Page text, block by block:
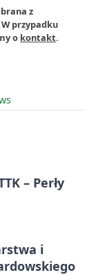
z
przypadku
o kontakt.
– Perły
i